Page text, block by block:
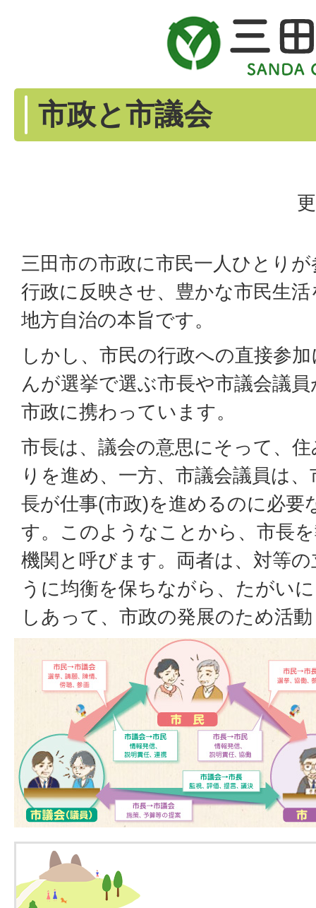
市政と市議会
三田市の市政に市民一人ひとり
行政に反映させ、豊かな市民生
地方自治の本旨です。
しかし、市民の行政への直接参
んが選挙で選ぶ市長や市議会議
市政に携わっています。
市長は、議会の意思にそって、
りを進め、一方、市議会議員は
長が仕事(市政)を進めるのに必要
す。このようなことから、市長
機関と呼びます。両者は、対等
うに均衡を保ちながら、たがい
しあって、市政の発展のため活